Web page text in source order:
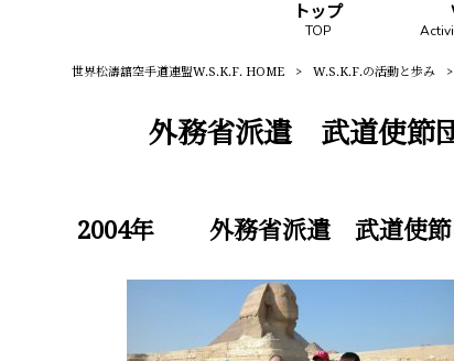
トップ
TOP
世界松濤舘空手道連盟W.S.K.F. HOME > W.S.K.F.の活動と歩み >
外務省派遣 武道使
2004年 外務省派遣 武道使節